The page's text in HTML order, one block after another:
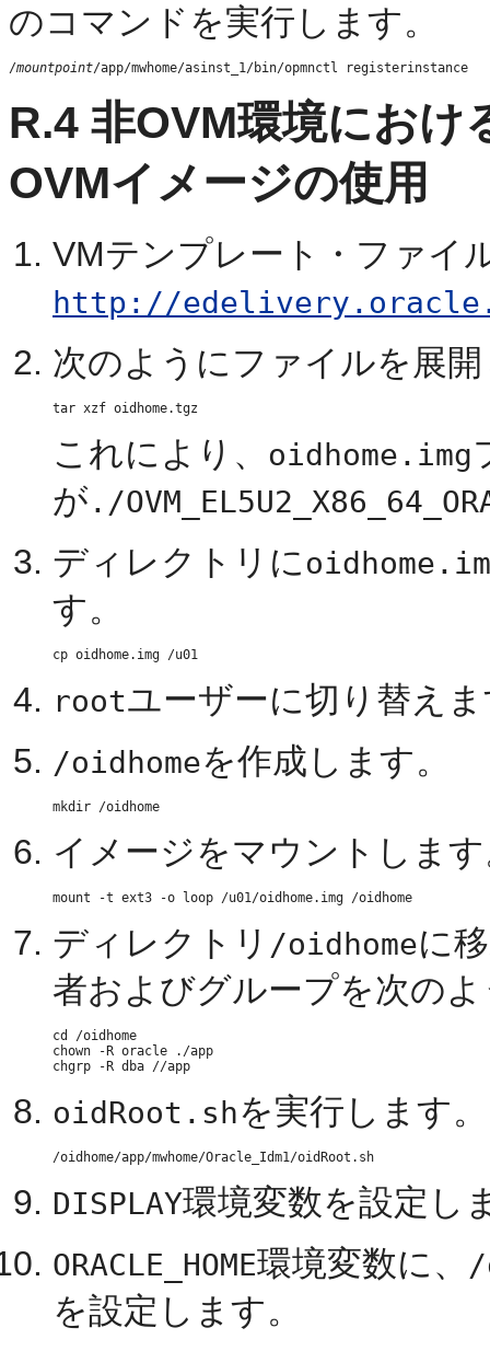
のコマンドを実行します。
/mountpoint
R.4 非OVM環境にお
OVMイメージの使用
VMテンプレート・ファイ
http://
次のようにファイルを展
これにより、 oidhome.img
が./
ディレクトリに
す。
rootユーザーに切り替え
/oidhomeを作成します。
イメージをマウントしま
ディレクトリ /oidhomeに
者およびグループを次の
cd /oidhome
chown -R oracle ./app
oidRoot.shを実行します。
DISPLAY環境変数を設定し
ORACLE_HOME環境変数に、 /
を設定します。